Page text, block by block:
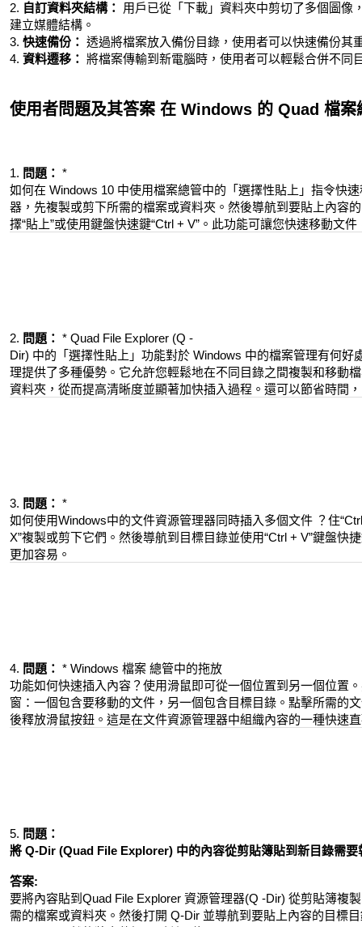
2. 自訂資料夾結構： 用戶已從「下載」資料夾中剪切了多個圖像
建立媒體結構。
3. 快速備份： 透過將檔案放入備份目錄，使用者可以快速備份其
4. 資料遷移： 將檔案傳輸到新電腦時，使用者可以輕鬆合併不同
使用者問題及其答案 在 Windows 的 Quad 檔案
1. 問題： *
如何在 Windows 10 中使用檔案總管中的「選擇性貼上」指令快
器，先複製或剪下所需的檔案或資料夾。然後導航到要貼上內容
擇“貼上”或使用鍵盤快速鍵“Ctrl + V”。此功能可讓您快速移動文
2. 問題： * Quad File Explorer (Q -
Dir) 中的「選擇性貼上」功能對於 Windows 中的檔案管理有何
理提供了多種優勢。它允許您輕鬆地在不同目錄之間複製和移動
資料夾，從而提高清晰度並顯著加快插入過程。還可以節省時間
3. 問題： *
如何使用Windows中的文件資源管理器同時插入多個文件 ？住
X”複製或剪下它們。然後導航到目標目錄並使用“Ctrl + V”鍵盤快
更加容易。
4. 問題： * Windows 檔案 總管中的拖放
功能如何快速插入內容？使用滑鼠即可從一個位置到另一個位置
窗：一個包含要移動的文件，另一個包含目標目錄。點擊所需的
後釋放滑鼠按鈕。這是在文件資源管理器中組織內容的一種快速
5. 問題：
將 Q-Dir (Quad File Explorer) 中的內容從剪貼簿貼到新目錄需要
答案:
要將內容貼到Quad File Explorer 資源管理器(Q -Dir) 從剪貼簿複
需的檔案或資料夾。然後打開 Q-Dir 並導航到要貼上內容的目標